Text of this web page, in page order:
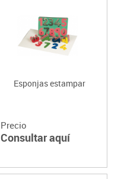
Esponjas estampar
Precio
Consultar aquí